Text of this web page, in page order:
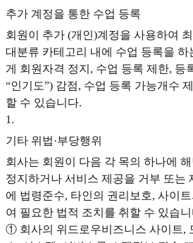
추가 계정을 통한 수업 등록
회원이 추가 (개인)계정을 사용하여
대분류 카테고리 내에 수업 등록을 하
게 회원자격 정지, 수업 등록 제한, 등
“인기도”) 감점, 수업 등록 가능개수
할 수 있습니다.
1 .
기타 위법·부당행위
회사는 회원이 다음 각 목의 하나에
정지하거나 서비스 제공을 거부 또는
에 법령준수, 타인의 권리보호, 사이
여 필요한 법적 조치를 취할 수 있습니
① 회사의 위드로우비즈니스 사이트,